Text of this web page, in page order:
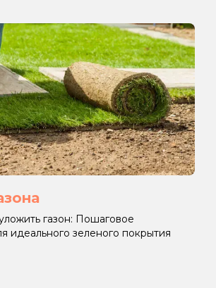
газон: Пошаговое
идеального зеленого покрытия